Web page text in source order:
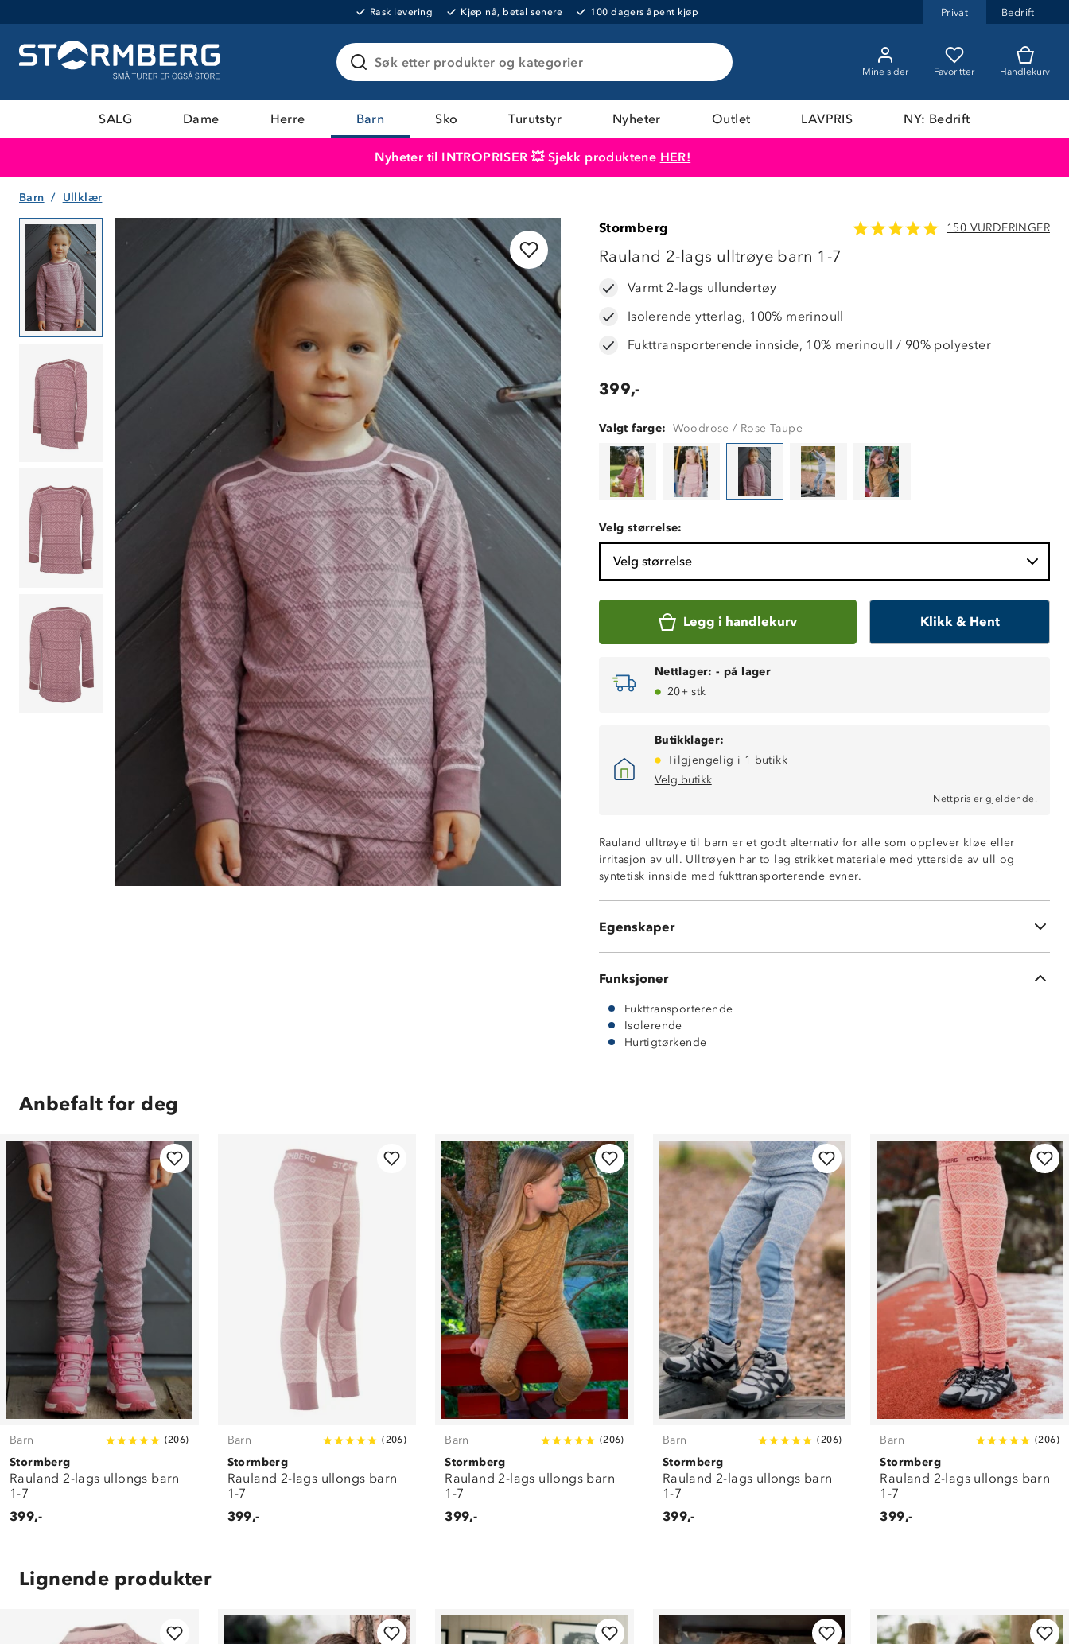
Rask levering Kjøp nå, betal senere 100 dagers åpent kjøp Privat Bedrift
Søk etter produkter og kategorier
Mine sider Favoritter Handlekurv
SALG Dame Herre Barn Sko Turutstyr Nyheter Outlet LAVPRIS NY: Bedrift
Nyheter til INTROPRISER 💥 Sjekk produktene HER!
Barn Ullklær
Stormberg 150 VURDERINGER
Rauland 2-lags ulltrøye barn 1-7
Varmt 2-lags ullundertøy
Isolerende ytterlag, 100% merinoull
Fukttransporterende innside, 10% merinoull / 90% polyester
399,-
Valgt farge: Woodrose / Rose Taupe
Velg størrelse:
Velg størrelse
Legg i handlekurv Klikk & Hent
Nettlager: - på lager
20+ stk
Butikklager:
Tilgjengelig i 1 butikk
Velg butikk
Nettpris er gjeldende.
Rauland ulltrøye til barn er et godt alternativ for alle som opplever kløe eller
irritasjon av ull. Ulltrøyen har to lag strikket materiale med ytterside av ull og
syntetisk innside med fukttransporterende evner.
Egenskaper
Fukttransporterende innside, 10% merinoull / 90% polyester
Hurtigtørkende
MerinoPoly 2L™
Litt nupping etter bruk kan forekomme
Funksjoner
Fukttransporterende
Isolerende
Hurtigtørkende
Anbefalt for deg
Barn (206)
Stormberg
Rauland 2-lags ullongs barn
1-7
399,-
Barn (206)
Stormberg
Rauland 2-lags ullongs barn
1-7
399,-
Barn (206)
Stormberg
Rauland 2-lags ullongs barn
1-7
399,-
Barn (206)
Stormberg
Rauland 2-lags ullongs barn
1-7
399,-
Barn (206)
Stormberg
Rauland 2-lags ullongs barn
1-7
399,-
Lignende produkter